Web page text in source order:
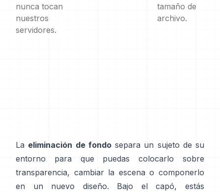
nunca tocan
nuestros
servidores.
tamaño de
archivo.
La eliminación de fondosepara un sujeto de su
entorno para que puedas colocarlo sobre
transparencia, cambiar la escena o componerlo
en un nuevo diseño. Bajo el capó, estás